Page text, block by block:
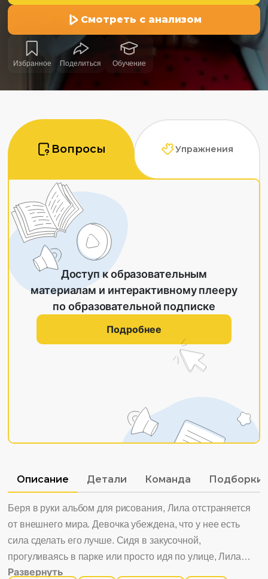
Смотреть с анализом
Избранное Поделиться Обучение
Вопросы Упражнения
Доступ к образовательным
материалам и интерактивному плееру
по образовательной подписке
Подробнее
Описание Детали Команда Подборки
Беря в руки альбом для рисования, Лила отстраняется
от внешнего мира. Девочка убеждена, что у нее есть
сила сделать его лучше. Сидя в закусочной,
прогуливаясь в парке или просто идя по улице, Лила
рисует линии, которые наполняют мир вокруг нее
Развернуть